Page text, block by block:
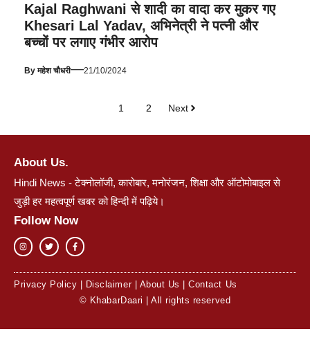
Kajal Raghwani से शादी का वादा कर मुकर गए
Khesari Lal Yadav, अभिनेत्री ने पत्नी और
बच्चों पर लगाए गंभीर आरोप
Byमहेश चौधरी—21/10/2024
1 2 Next
About Us.
Hindi News - टेक्नोलॉजी, कारोबार, मनोरंजन, शिक्षा और ऑटोमोबाइल से
जुड़ी हर महत्वपूर्ण खबर को हिन्दी में पढ़िये।
Follow Now
© KhabarDaari | All rights reserved
Privacy Policy | Disclaimer| About Us |Contact Us